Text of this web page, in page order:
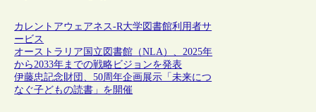
カレントアウェアネス-R大学図書館利用者サ
ービス
オーストラリア国立図書館（NLA）、2025年
から2033年までの戦略ビジョンを発表
伊藤忠記念財団、50周年企画展示「未来につ
なぐ子どもの読書」を開催